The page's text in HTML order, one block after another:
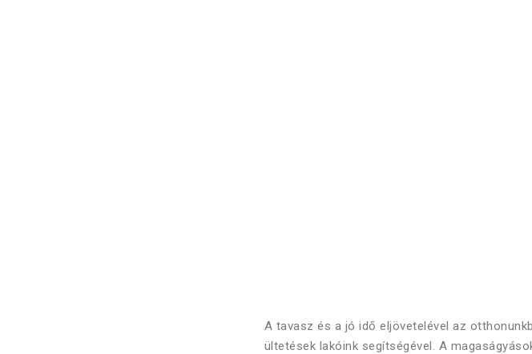
A tavasz és a jó idő eljövetelével az
ültetések lakóink segítségével. A